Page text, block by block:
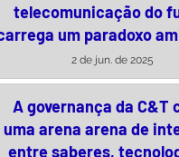
por
na
telecomunicação do
um paradoxo
2 de jun. de 2025
A governança da C&T
uma arena arena de
entre saberes,